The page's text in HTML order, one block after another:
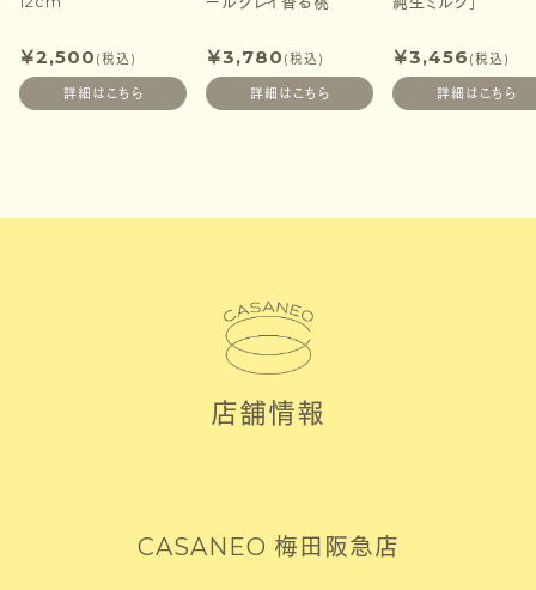
￥2,500 (税込)
詳細はこちら
￥3,780 (税込)
詳細はこちら
￥3,456 (税込)
詳細はこちら
店舗情報
CASANEO 梅田阪急店